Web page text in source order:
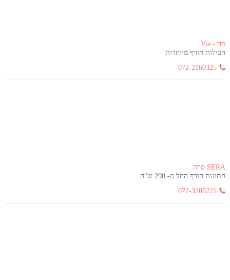
ויה - Via
חבילות חורף מיוחדות
072-2160325
SERA סרה
חתונות חורף החל מ- 290 ש"ח
072-3305221